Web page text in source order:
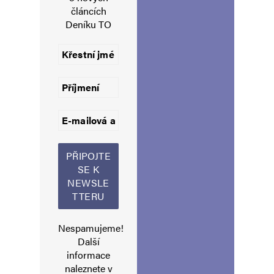
Navigace pro komentáře
Starší komentáře
článcích
Deníku TO
Nespamujeme!
Další
informace
naleznete v